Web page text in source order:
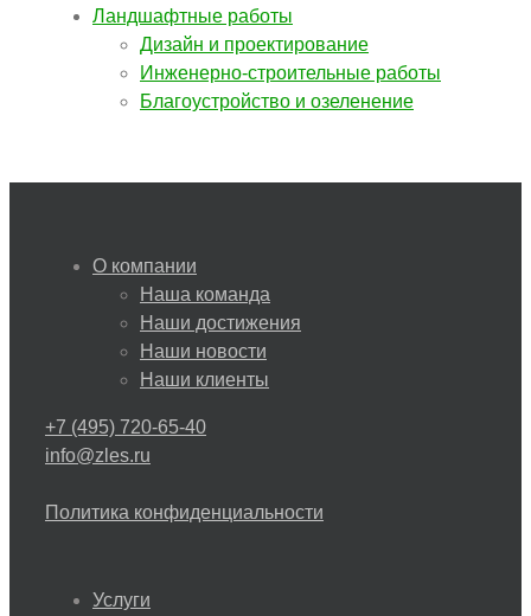
Ландшафтные работы
Дизайн и проектирование
Инженерно-строительные работы
Благоустройство и озеленение
О компании
Наша команда
Наши достижения
Наши новости
Наши клиенты
+7 (495) 720-65-40
info@zles.ru
Политика конфиденциальности
Услуги